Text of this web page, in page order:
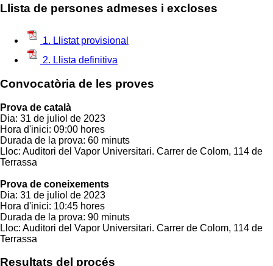
Llista de persones admeses i excloses
1. Llistat provisional
2. Llista definitiva
Convocatòria de les proves
Prova de català
Dia: 31 de juliol de 2023
Hora d'inici: 09:00 hores
Durada de la prova: 60 minuts
Lloc: Auditori del Vapor Universitari. Carrer de Colom, 114 de
Terrassa
Prova de coneixements
Dia: 31 de juliol de 2023
Hora d'inici: 10:45 hores
Durada de la prova: 90 minuts
Lloc: Auditori del Vapor Universitari. Carrer de Colom, 114 de
Terrassa
Resultats del procés